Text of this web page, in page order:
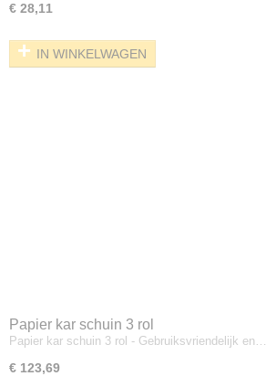
€ 28,11
IN WINKELWAGEN
Papier kar schuin 3 rol
Papier kar schuin 3 rol - Gebruiksvriendelijk en…
€ 123,69